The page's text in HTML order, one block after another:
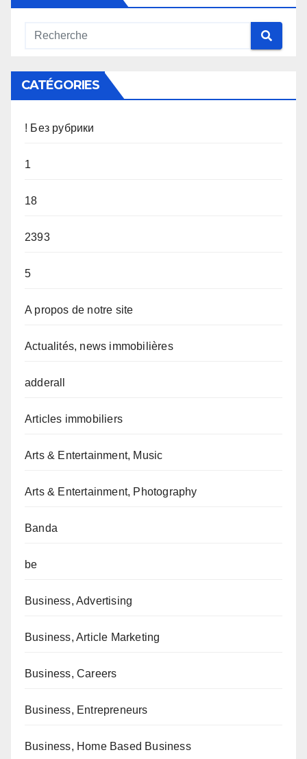
CATÉGORIES
! Без рубрики
1
18
2393
5
A propos de notre site
Actualités, news immobilières
adderall
Articles immobiliers
Arts & Entertainment, Music
Arts & Entertainment, Photography
Banda
be
Business, Advertising
Business, Article Marketing
Business, Careers
Business, Entrepreneurs
Business, Home Based Business